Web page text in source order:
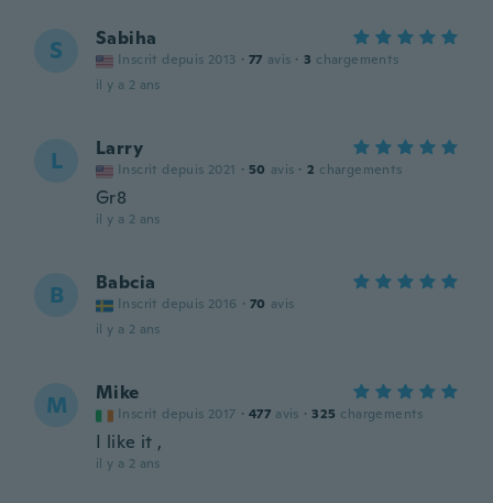
S Sabiha
Inscrit depuis 2013 · 77 avis · 3 chargements
il y a 2 ans
L Larry
Inscrit depuis 2021 · 50 avis · 2 chargements
Gr8
il y a 2 ans
B Babcia
Inscrit depuis 2016 · 70 avis
il y a 2 ans
M Mike
Inscrit depuis 2017 · 477 avis · 325 chargements
I like it ,
il y a 2 ans